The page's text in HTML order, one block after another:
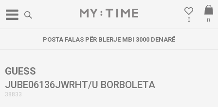
0
0
POSTA FALAS PËR BLERJE MBI 3000 DENARË
GUESS
JUBE06136JWRHT/U BORBOLETA
38833